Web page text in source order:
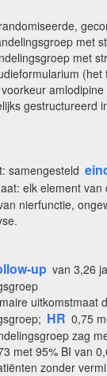
met
met
gestructureerd
samengesteld
elk element
nierfunctie,
up van 3,26
uitkomstmaat
HR 0,75
zag
met 95% BI van
zonder